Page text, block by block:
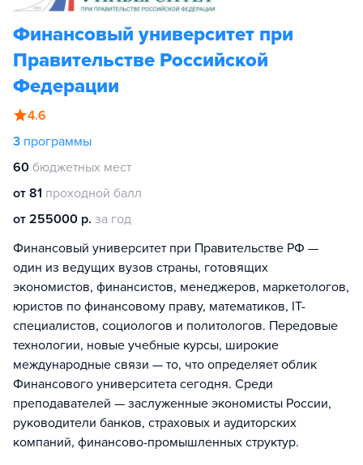
Финансовый университет при
Правительстве Российской
Федерации
4.6
3 программы
60 бюджетных мест
от 81 проходной балл
от 255000 р. за год
Финансовый университет при Правительстве РФ —
один из ведущих вузов страны, готовящих
экономистов, финансистов, менеджеров, маркетологов,
юристов по финансовому праву, математиков, IT-
специалистов, социологов и политологов. Передовые
технологии, новые учебные курсы, широкие
международные связи — то, что определяет облик
Финансового университета сегодня. Среди
преподавателей — заслуженные экономисты России,
руководители банков, страховых и аудиторских
компаний, финансово-промышленных структур.